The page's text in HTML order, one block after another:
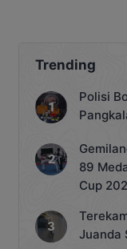
Trending
Polisi
89
Cup
Juanda